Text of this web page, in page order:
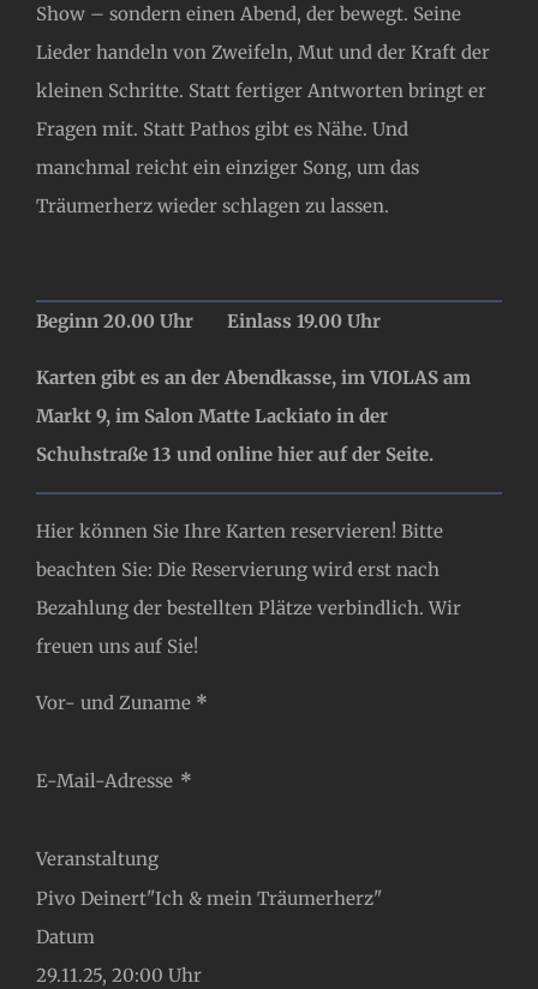
Show – sondern einen Abend, der bewegt. Seine
Lieder handeln von Zweifeln, Mut und der Kraft der
kleinen Schritte. Statt fertiger Antworten bringt er
Fragen mit. Statt Pathos gibt es Nähe. Und
manchmal reicht ein einziger Song, um das
Träumerherz wieder schlagen zu lassen.
Beginn 20.00 Uhr Einlass 19.00 Uhr
Karten gibt es an der Abendkasse, im VIOLAS am
Markt 9, im Salon Matte Lackiato in der
Schuhstraße 13 und online hier auf der Seite.
Hier können Sie Ihre Karten reservieren! Bitte
beachten Sie: Die Reservierung wird erst nach
Bezahlung der bestellten Plätze verbindlich. Wir
freuen uns auf Sie!
Abschnitt
Vor- und Zuname *
E-Mail-Adresse *
Veranstaltung
Datum